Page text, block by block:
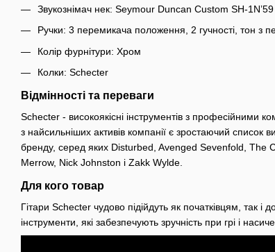
Звукознімач нек: Seymour Duncan Custom SH-1N’59
Ручки: 3 перемикача положення, 2 гучності, тон з
Колір фурнітури: Хром
Колки: Schecter
Відмінності та переваги
Schecter - високоякісні інструментів з
з найсильніших активів компанії є зростаючий список
бренду, серед яких Disturbed, Avenged Sevenfold, The
Merrow, Nick Johnston і Zakk Wylde.
Для кого товар
Гітари Schecter чудово підійдуть як початківцям, так і
інструменти, які забезпечують зручність при грі і